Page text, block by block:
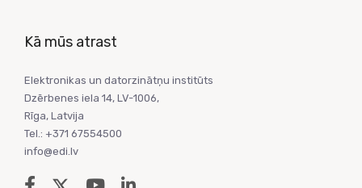
Kā mūs atrast
Elektronikas un datorzinātņu institūts
Dzērbenes iela 14, LV-1006,
Rīga, Latvija
Tel.: +371 67554500
info@edi.lv